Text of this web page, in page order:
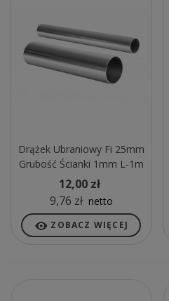
Drążek Ubraniowy Fi 25mm
Grubość Ścianki 1mm L-1m
CHROM
12,00 zł
9,76 zł netto
ZOBACZ WIĘCEJ